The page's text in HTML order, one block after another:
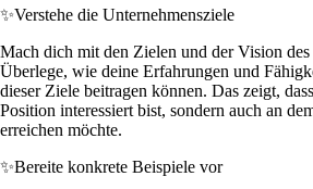
✨Verstehe die Unternehmensziele
Mach dich mit den Zielen und der Vision
Überlege, wie deine Erfahrungen und
dieser Ziele beitragen können. Das zeigt,
Position interessiert bist, sondern auch an
erreichen möchte.
✨Bereite konkrete Beispiele vor